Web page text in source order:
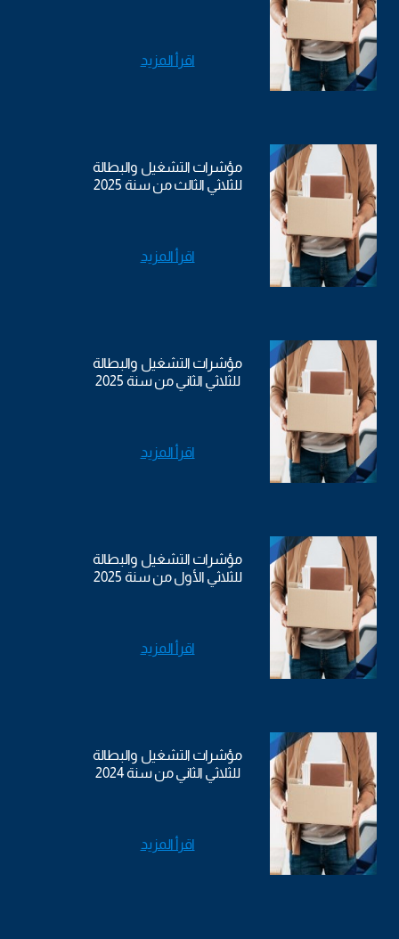
اقرأ المزيد
مؤشرات التشغيل والبطالة
للثلاثي الثالث من سنة 2025
اقرأ المزيد
مؤشرات التشغيل والبطالة
للثلاثي الثاني من سنة 2025
اقرأ المزيد
مؤشرات التشغيل والبطالة
للثلاثي الأول من سنة 2025
اقرأ المزيد
مؤشرات التشغيل والبطالة
للثلاثي الثاني من سنة 2024
اقرأ المزيد